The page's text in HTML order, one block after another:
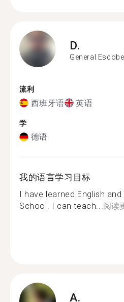
D.
General
流利
西班牙语 英语
学
德语
我的语言学习目标
I have learned English
School. I can teach...阅读
A.